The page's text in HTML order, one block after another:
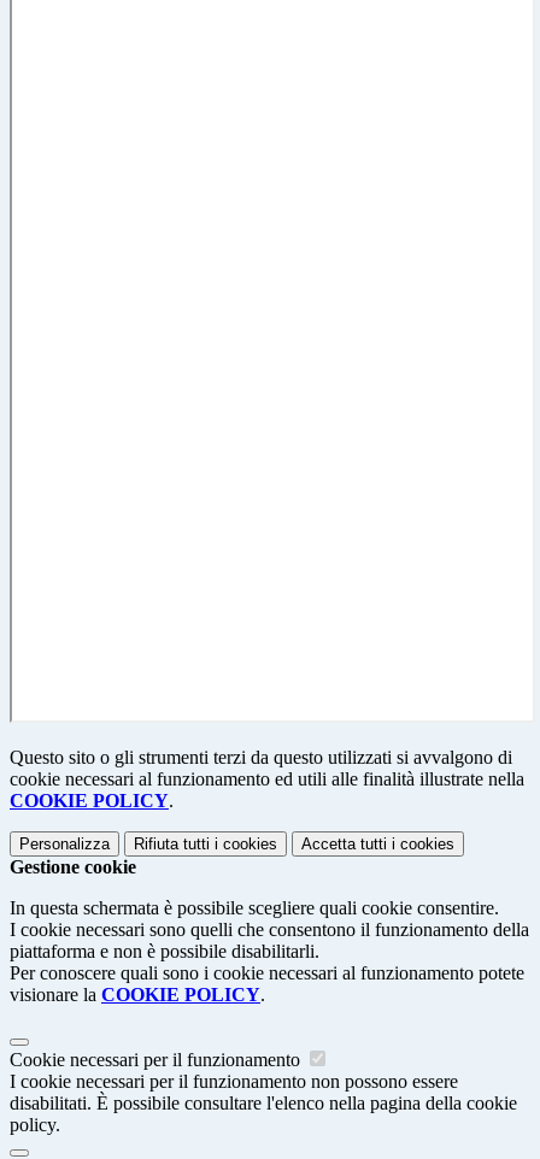
Questo sito o gli strumenti terzi da questo utilizzati si avvalgono di
cookie necessari al funzionamento ed utili alle finalità illustrate nella
COOKIE POLICY.
Personalizza Rifiuta tutti i cookies Accetta tutti i cookies
Gestione cookie
In questa schermata è possibile scegliere quali cookie consentire.
I cookie necessari sono quelli che consentono il funzionamento della
piattaforma e non è possibile disabilitarli.
Per conoscere quali sono i cookie necessari al funzionamento potete
visionare la COOKIE POLICY.
Cookie necessari per il funzionamento
I cookie necessari per il funzionamento non possono essere
disabilitati. È possibile consultare l'elenco nella pagina della cookie
policy.